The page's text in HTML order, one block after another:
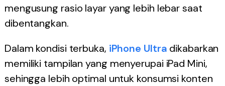
mengusung rasio layar yang lebih lebar saat
dibentangkan.
Dalam kondisi terbuka, iPhone Ultra dikabarkan
memiliki tampilan yang menyerupai iPad Mini,
sehingga lebih optimal untuk konsumsi konten